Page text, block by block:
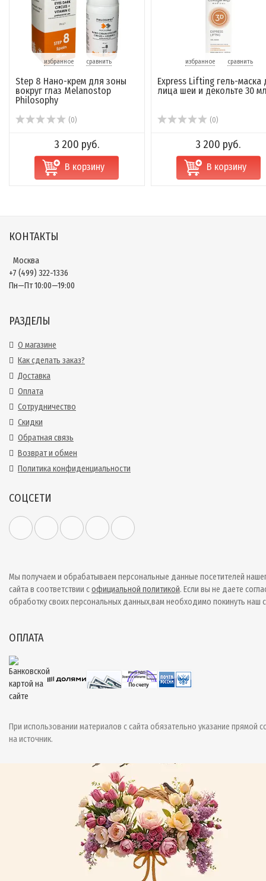
избранное сравнить
Step 8 Нано-крем для зоны
вокруг глаз Melanostop
Philosophy
(0)
3 200 руб.
В корзину
избранное сравнить
Express Lifting гель-маска
лица шеи и декольте 30
(0)
3 200 руб.
В корзину
КОНТАКТЫ
Москва
+7 (499) 322-1336
Пн—Пт 10:00—19:00
РАЗДЕЛЫ
О магазине
Как сделать заказ?
Доставка
Оплата
Сотрудничество
Скидки
Обратная связь
Возврат и обмен
Политика конфиденциальности
СОЦСЕТИ
Мы получаем и обрабатываем персональные данные посетителей
сайта в соответствии софициальной политикой. Если вы не даете
обработку своих персональных данных,вам необходимо покинуть наш
ОПЛАТА
При использовании материалов с сайта обязательно указание прямой
на источник.